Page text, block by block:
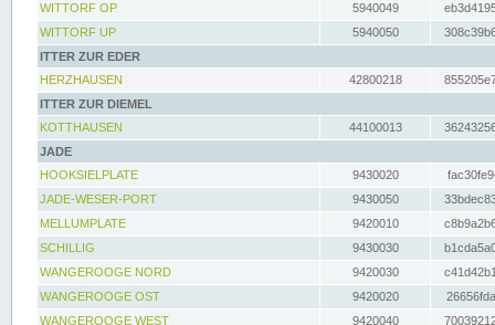
WITTORF OP
5940049
WITTORF UP
5940050
ITTER ZUR EDER
HERZHAUSEN
42800218
ITTER ZUR DIEMEL
KOTTHAUSEN
44100013
JADE
HOOKSIELPLATE
9430020
JADE-WESER-PORT
9430050
MELLUMPLATE
9420010
SCHILLIG
9430030
WANGEROOGE NORD
9420030
WANGEROOGE OST
9420020
WANGEROOGE WEST
9420040